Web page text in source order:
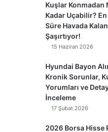
Kuşlar Konmadan
Kadar Uçabilir?
Süre Havada
Şaşırtıyor!
15 Haziran 2026
Hyundai Bayon
Kronik Sorunlar,
Yorumları ve
İnceleme
17 Şubat 2026
2026 Borsa Hisse